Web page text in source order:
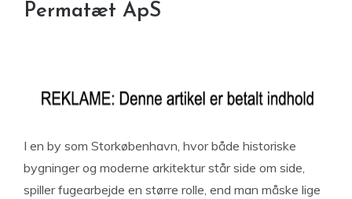
Permatæt ApS
I en by som Storkøbenhavn, hvor både historiske
bygninger og moderne arkitektur står side om side,
spiller fugearbejde en større rolle, end man måske lige